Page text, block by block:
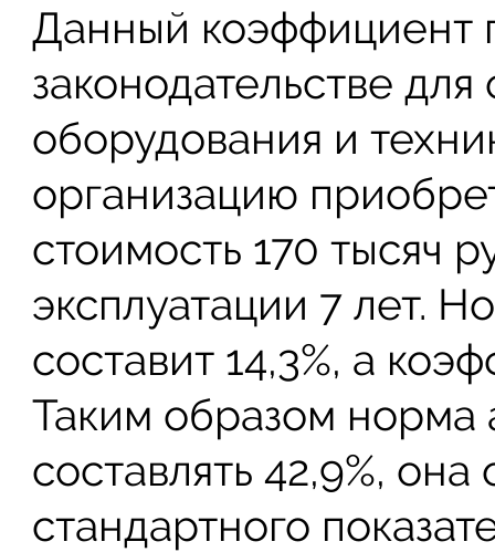
Данный коэффициент
законодательстве
оборудования и
организацию
стоимость 170 тысяч
эксплуатации 7 лет.
составит 14,3%, а
Таким образом норма
составлять 42,9%,
стандартного